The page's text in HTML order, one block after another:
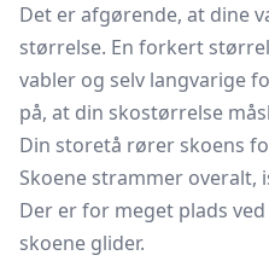
Det er afgørende, at dine
størrelse. En forkert
vabler og selv langvarige
på, at din skostørrelse
Din storetå rører skoens
Skoene strammer overalt,
Der er for meget plads
skoene glider.